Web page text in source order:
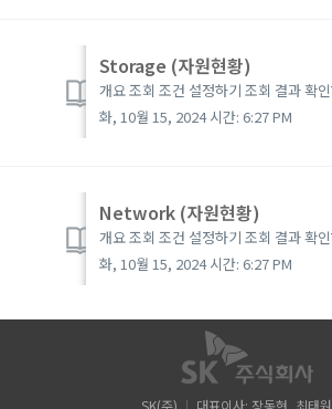
Storage (자원현황)
화, 10월 15, 2024 시간: 6:27 PM
Network (자원현황)
화, 10월 15, 2024 시간: 6:27 PM
SK(주) 대표이사: 장동현, 최태원